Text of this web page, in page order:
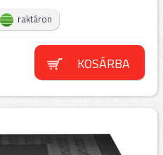
raktáron
KOSÁRBA